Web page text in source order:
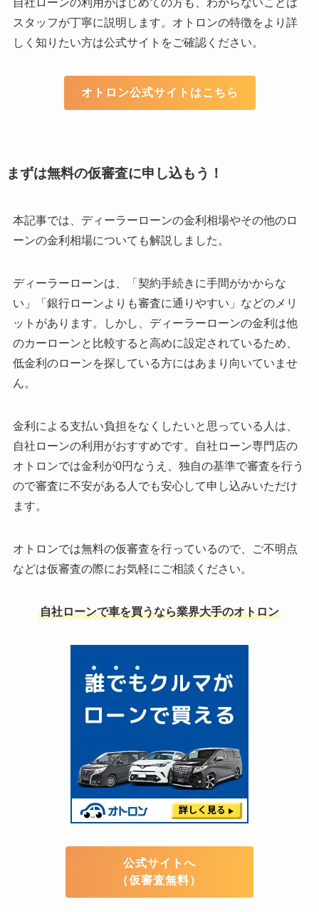
スタッフが丁寧に説明します。オトロンの特徴をより詳
しく知りたい方は公式サイトをご確認ください。
オトロン公式サイトはこちら
まずは無料の仮審査に申し込もう！
本記事では、ディーラーローンの金利相場やその他のロ
ーンの金利相場についても解説しました。
ディーラーローンは、「契約手続きに手間がかからな
い」「銀行ローンよりも審査に通りやすい」などのメリ
ットがあります。しかし、ディーラーローンの金利は他
のカーローンと比較すると高めに設定されているため、
低金利のローンを探している方にはあまり向いていませ
ん。
金利による支払い負担をなくしたいと思っている人は、
自社ローンの利用がおすすめです。自社ローン専門店の
オトロンでは金利が0円なうえ、独自の基準で審査を行う
ので審査に不安がある人でも安心して申し込みいただけ
ます。
オトロンでは無料の仮審査を行っているので、ご不明点
などは仮審査の際にお気軽にご相談ください。
自社ローンで車を買うなら業界大手のオトロン
公式サイトへ
（仮審査無料）